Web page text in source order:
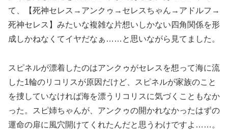
て、【死神セレス→アンクゥ→セレスちゃん→アドルフ→
死神セレス】みたいな複雑な片想いしかない四角関係を形
成しかねなくてイヤだなぁ……と思いながら見てました。
スピネルが漂着したのはアンクゥがセレスを想って海に流
した1輪のリコリスが原因だけど、スピネルが家族のこと
を捜していなければ海を漂うリコリスに気づくこともなか
った。スピ姉ちゃんが、アンクゥの開かれなかったはずの
運命の扉に風穴開けてくれたんだと思うわけですよ……。